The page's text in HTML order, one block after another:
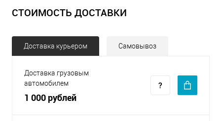
СТОИМОСТЬ ДОСТАВКИ
Доставка курьером Самовывоз
Доставка грузовым
автомобилем
1 000 рублей